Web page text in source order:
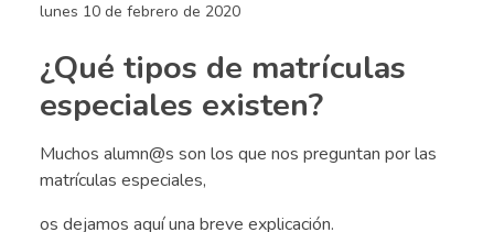
lunes 10 de febrero de 2020
¿Qué tipos de matrículas
especiales existen?
Muchos alumn@s son los que nos preguntan por las
matrículas especiales,
os dejamos aquí una breve explicación.